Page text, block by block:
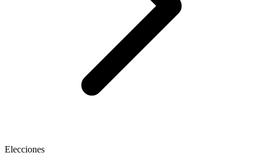
Elecciones